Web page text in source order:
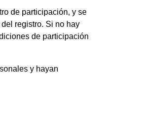
de participación, y se
registro. Si no hay
de participación
y hayan